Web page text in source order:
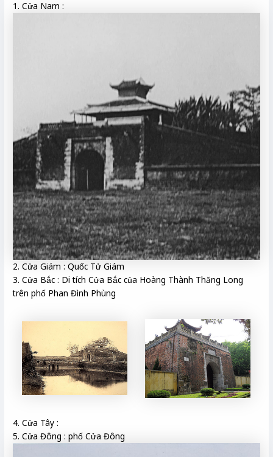
1. Cửa Nam :
2. Cửa Giám : Quốc Tử Giám
3. Cửa Bắc : Di tích Cửa Bắc của Hoàng Thành Thăng Long
trên phố Phan Đình Phùng
4. Cửa Tây :
5. Cửa Đông : phố Cửa Đông